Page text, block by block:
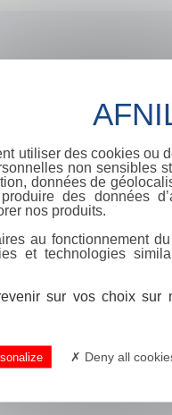
utiliser des cookies ou
non sensibles
données de
des données
nos produits.
au fonctionnement
et technologies
sur vos choix
Deny all